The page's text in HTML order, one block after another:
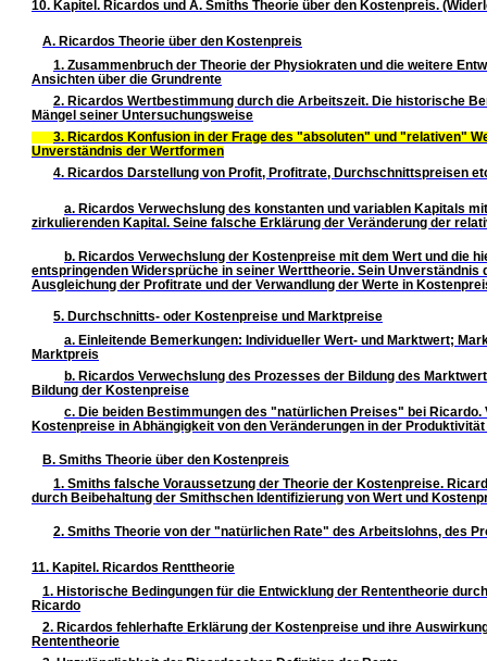
10. Kapitel. Ricardos und A. Smiths Theorie über den Kostenpreis.
A. Ricardos Theorie über den Kostenpreis
1. Zusammenbruch der Theorie der Physiokraten und die weitere
Ansichten über die Grundrente
2. Ricardos Wertbestimmung durch die Arbeitszeit. Die historische
Mängel seiner Untersuchungsweise
3. Ricardos Konfusion in der Frage des "absoluten" und "relativen"
Unverständnis der Wertformen
4. Ricardos Darstellung von Profit, Profitrate, Durchschnittspreisen
a. Ricardos Verwechslung des konstanten und variablen Kapitals
zirkulierenden Kapital. Seine falsche Erklärung der Veränderung der
b. Ricardos Verwechslung der Kostenpreise mit dem Wert und die
entspringenden Widersprüche in seiner Werttheorie. Sein Unverständnis
Ausgleichung der Profitrate und der Verwandlung der Werte in
5. Durchschnitts- oder Kostenpreise und Marktpreise
a. Einleitende Bemerkungen: Individueller Wert- und Marktwert;
Marktpreis
b. Ricardos Verwechslung des Prozesses der Bildung des
Bildung der Kostenpreise
c. Die beiden Bestimmungen des "natürlichen Preises" bei Ricardo.
Kostenpreise in Abhängigkeit von den Veränderungen in der
B. Smiths Theorie über den Kostenpreis
1. Smiths falsche Voraussetzung der Theorie der Kostenpreise.
durch Beibehaltung der Smithschen Identifizierung von Wert und
2. Smiths Theorie von der "natürlichen Rate" des Arbeitslohns, des
11. Kapitel. Ricardos Renttheorie
1. Historische Bedingungen für die Entwicklung der Rententheorie
Ricardo
2. Ricardos fehlerhafte Erklärung der Kostenpreise und ihre
Rententheorie